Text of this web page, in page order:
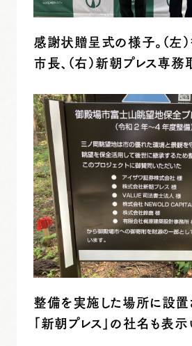
感謝状贈呈式の様子。（左
市長、（右）新朝プレス専
整備を実施した場所に設置
「新朝プレス」の社名も表示